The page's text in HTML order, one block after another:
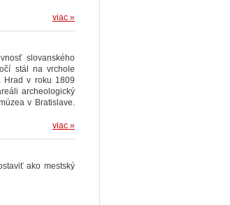
viac »
slovanského
stál na vrchole
Hrad v roku 1809
archeologický
v Bratislave.
viac »
ako mestský